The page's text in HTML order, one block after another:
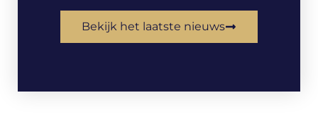
Bekijk het laatste nieuws